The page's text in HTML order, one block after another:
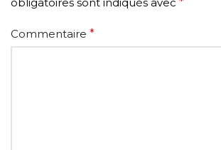
Commentaire *